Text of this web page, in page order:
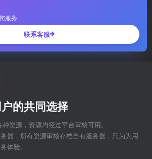
服务
联系客服
的共同选择
资源，资源均经过平台审核可用。
器，所有资源审核存档自有服务器，只为为用
体验。